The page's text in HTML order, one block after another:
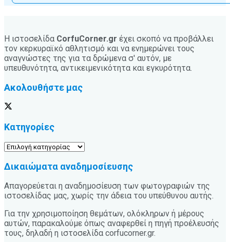
Η ιστοσελίδα CorfuCorner.gr έχει σκοπό να προβάλλει
τον κερκυραϊκό αθλητισμό και να ενημερώνει τους
αναγνώστες της για τα δρώμενα σ' αυτόν, με
υπευθυνότητα, αντικειμενικότητα και εγκυρότητα.
Ακολουθήστε μας
Κατηγορίες
Κατηγορίες
Δικαιώματα αναδημοσίευσης
Απαγορεύεται η αναδημοσίευση των φωτογραφιών της
ιστοσελίδας μας, χωρίς την άδεια του υπεύθυνου αυτής.
Για την χρησιμοποίηση θεμάτων, ολόκληρων ή μέρους
αυτών, παρακαλούμε όπως αναφερθεί η πηγή προέλευσής
τους, δηλαδή η ιστοσελίδα corfucorner.gr.